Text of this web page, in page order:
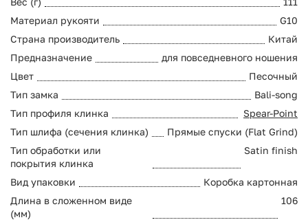
Материал рукояти
G10
Страна производитель
Китай
Предназначение
для повседневного ношения
Цвет
Песочный
Тип замка
Bali-song
Тип профиля клинка
Spear-Point
Тип шлифа (сечения клинка)
Прямые спуски (Flat Grind)
Тип обработки или
покрытия клинка
Satin finish
Вид упаковки
Коробка картонная
Длина в сложенном виде
(мм)
106